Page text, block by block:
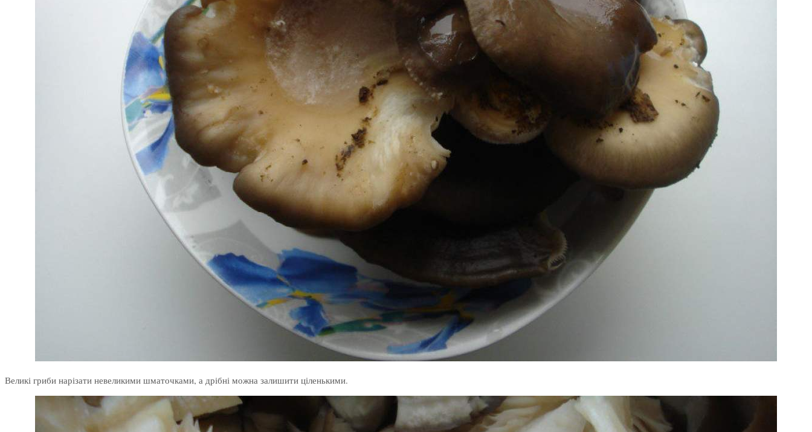
Великі гриби нарізати невеликими шматочками, а дрібні можна залишити ціленькими.